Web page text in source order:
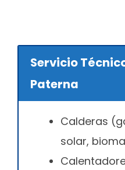
Servicio
Paterna
Calderas
solar,